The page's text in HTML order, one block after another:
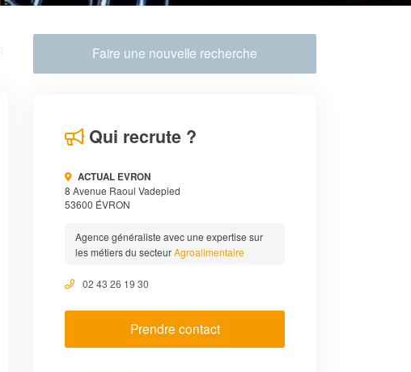
Faire une nouvelle recherche
Qui recrute ?
ACTUAL EVRON
8 Avenue Raoul Vadepied
53600 ÉVRON
Agence généraliste avec une expertise sur
les métiers du secteurAgroalimentaire
02 43 26 19 30
Prendre contact